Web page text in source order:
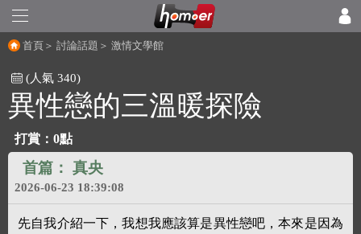
首頁 ＞ 討論話題 ＞ 激情文學館
(人氣 340)
異性戀的三溫暖探險
打賞：0點
首篇： 真央
2026-06-23 18:39:08
先自我介紹一下，我想我應該算是異性戀吧，本來是因為